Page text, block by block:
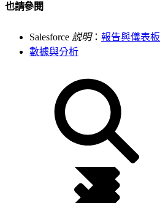
也請參閱
Salesforce 説明： 報告與儀表板
數據與分析